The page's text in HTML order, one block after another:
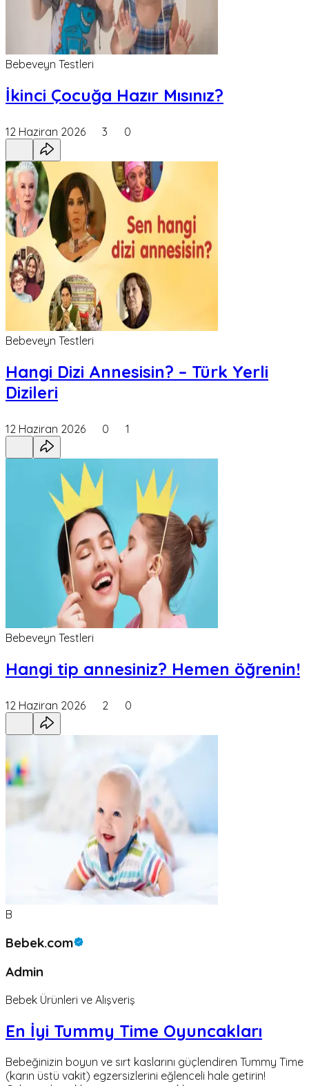
Bebeveyn Testleri
İkinci Çocuğa Hazır Mısınız?
12 Haziran 2026 3 0
Bebeveyn Testleri
Hangi Dizi Annesisin? – Türk Yerli
Dizileri
12 Haziran 2026 0 1
Bebeveyn Testleri
Hangi tip annesiniz? Hemen öğrenin!
12 Haziran 2026 2 0
B
Bebek.com
Admin
Bebek Ürünleri ve Alışveriş
En İyi Tummy Time Oyuncakları
Bebeğinizin boyun ve sırt kaslarını güçlendiren Tummy Time
(karın üstü vakit) egzersizlerini eğlenceli hale getirin!